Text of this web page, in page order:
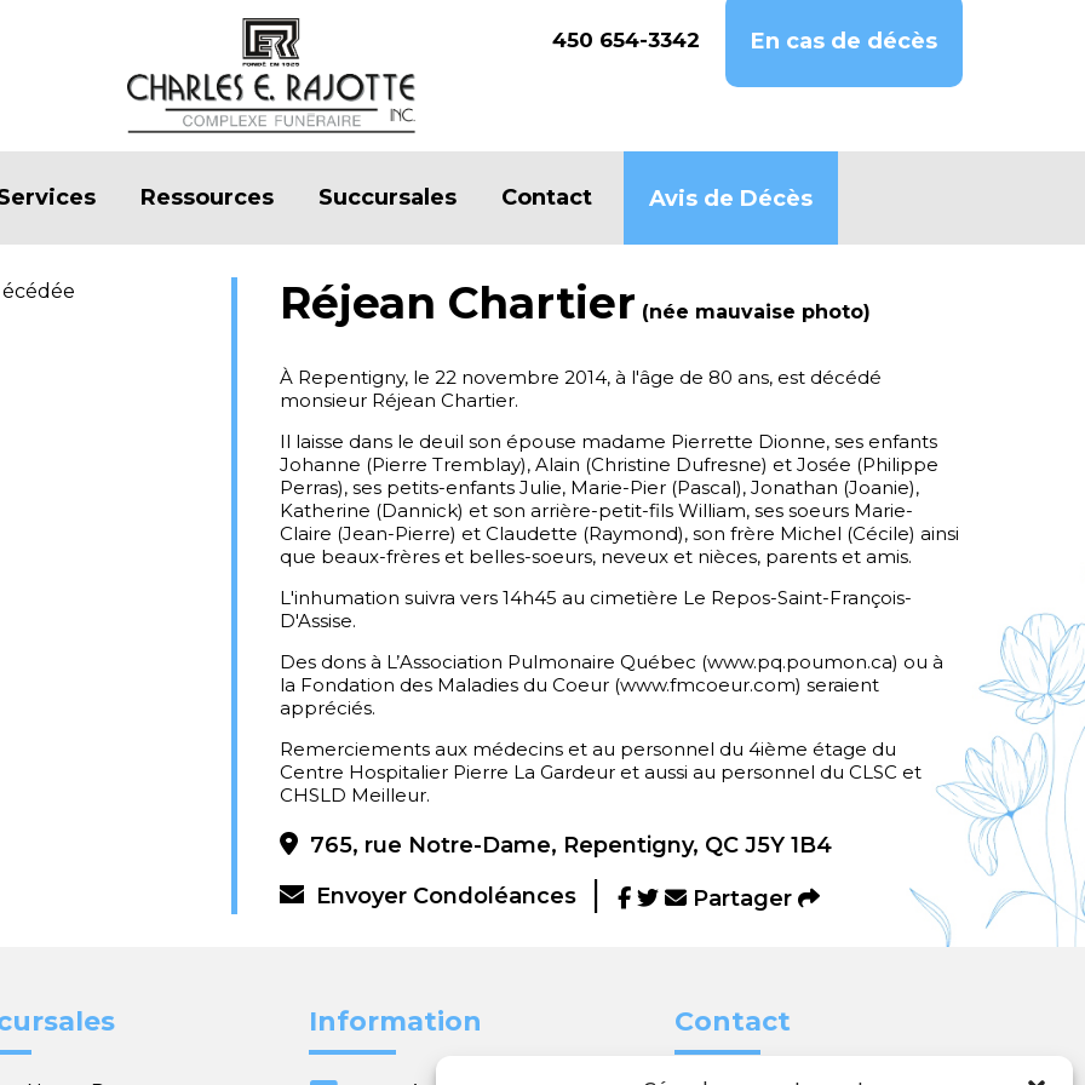
450 654-3342 En cas de décès
Ressources Succursales Contact Avis de Décès
Réjean Chartier (née mauvaise photo)
À Repentigny, le 22 novembre 2014, à l'âge de 80 ans, est décédé
monsieur Réjean Chartier.
Il laisse dans le deuil son épouse madame Pierrette Dionne, ses enfants
Johanne (Pierre Tremblay), Alain (Christine Dufresne) et Josée (Philippe
Perras), ses petits-enfants Julie, Marie-Pier (Pascal), Jonathan (Joanie),
Katherine (Dannick) et son arrière-petit-fils William, ses soeurs Marie-
Claire (Jean-Pierre) et Claudette (Raymond), son frère Michel (Cécile) ainsi
que beaux-frères et belles-soeurs, neveux et nièces, parents et amis.
L'inhumation suivra vers 14h45 au cimetière Le Repos-Saint-François-
D'Assise.
Des dons à L’Association Pulmonaire Québec (www.pq.poumon.ca) ou à
la Fondation des Maladies du Coeur (www.fmcoeur.com) seraient
appréciés.
Remerciements aux médecins et au personnel du 4ième étage du
Centre Hospitalier Pierre La Gardeur et aussi au personnel du CLSC et
CHSLD Meilleur.
765, rue Notre-Dame, Repentigny, QC J5Y 1B4
Envoyer Condoléances
Partager
Information Contact